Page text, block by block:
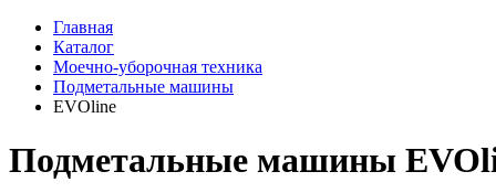
Главная
Каталог
Моечно-уборочная техника
Подметальные машины
EVOline
Подметальные машины